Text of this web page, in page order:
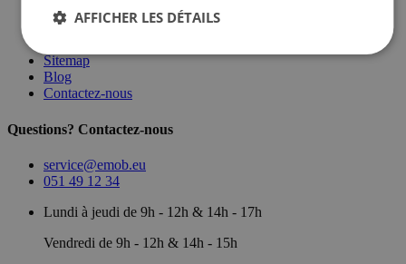
Conditions générales
Mentions légales
Sitemap
Blog
Contactez-nous
Questions? Contactez-nous
service@emob.eu
051 49 12 34
Lundi à jeudi de 9h - 12h & 14h - 17h
Vendredi de 9h - 12h & 14h - 15h
AFFICHER LES DÉTAILS